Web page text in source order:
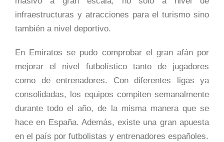
infraestructuras y atracciones para el turismo sino
también a nivel deportivo.
En Emiratos se pudo comprobar el gran afán por
mejorar el nivel futbolístico tanto de jugadores
como de entrenadores. Con diferentes ligas ya
consolidadas, los equipos compiten semanalmente
durante todo el año, de la misma manera que se
hace en España. Además, existe una gran apuesta
en el país por futbolistas y entrenadores españoles.